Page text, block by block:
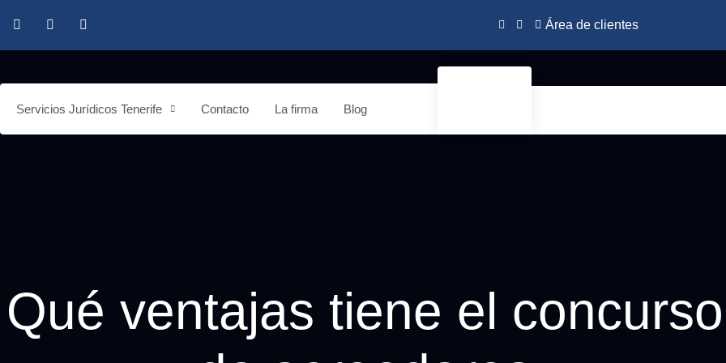
Área de clientes
Servicios Jurídicos Tenerife Contacto La firma Blog
Qué ventajas tiene el concurso